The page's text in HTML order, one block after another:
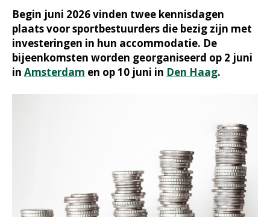
Begin juni 2026 vinden twee kennisdagen
plaats voor sportbestuurders die bezig zijn met
investeringen in hun accommodatie. De
bijeenkomsten worden georganiseerd op 2 juni
in Amsterdam en op 10 juni in Den Haag.